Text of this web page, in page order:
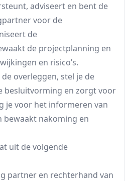
adviseert en bent de
voor de
de
de projectplanning en
en risico’s.
overleggen, stel je de
besluitvorming en zorgt voor
je voor het informeren van
bewaakt nakoming en
uit de volgende
partner en rechterhand van